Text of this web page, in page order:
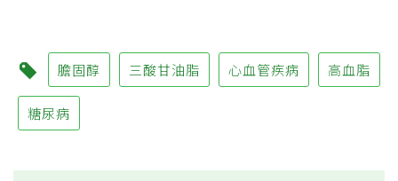
膽固醇 三酸甘油脂 心血管疾病 高血脂
糖尿病